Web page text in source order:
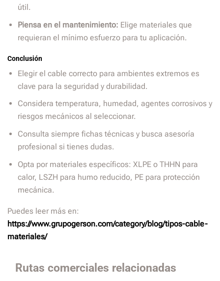
útil.
Piensa en el mantenimiento: Elige materiales que
requieran el mínimo esfuerzo para tu aplicación.
Conclusión
Elegir el cable correcto para ambientes extremos es
clave para la seguridad y durabilidad.
Considera temperatura, humedad, agentes corrosivos y
riesgos mecánicos al seleccionar.
Consulta siempre fichas técnicas y busca asesoría
profesional si tienes dudas.
Opta por materiales específicos: XLPE o THHN para
calor, LSZH para humo reducido, PE para protección
mecánica.
Puedes leer más en:
https://www.grupogerson.com/category/blog/tipos-cable-
materiales/
Rutas comerciales relacionadas